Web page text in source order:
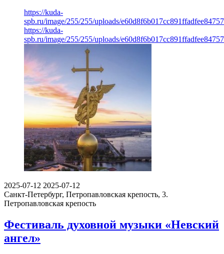
https://kuda-
spb.ru/image/255/255/uploads/
https://kuda-
spb.ru/image/255/255/uploads/
2025-07-12 2025-07-12
Санкт-Петербург, Петропавловская крепость, 3.
Петропавловская крепость
Фестиваль духовной музыки «Невский
ангел»